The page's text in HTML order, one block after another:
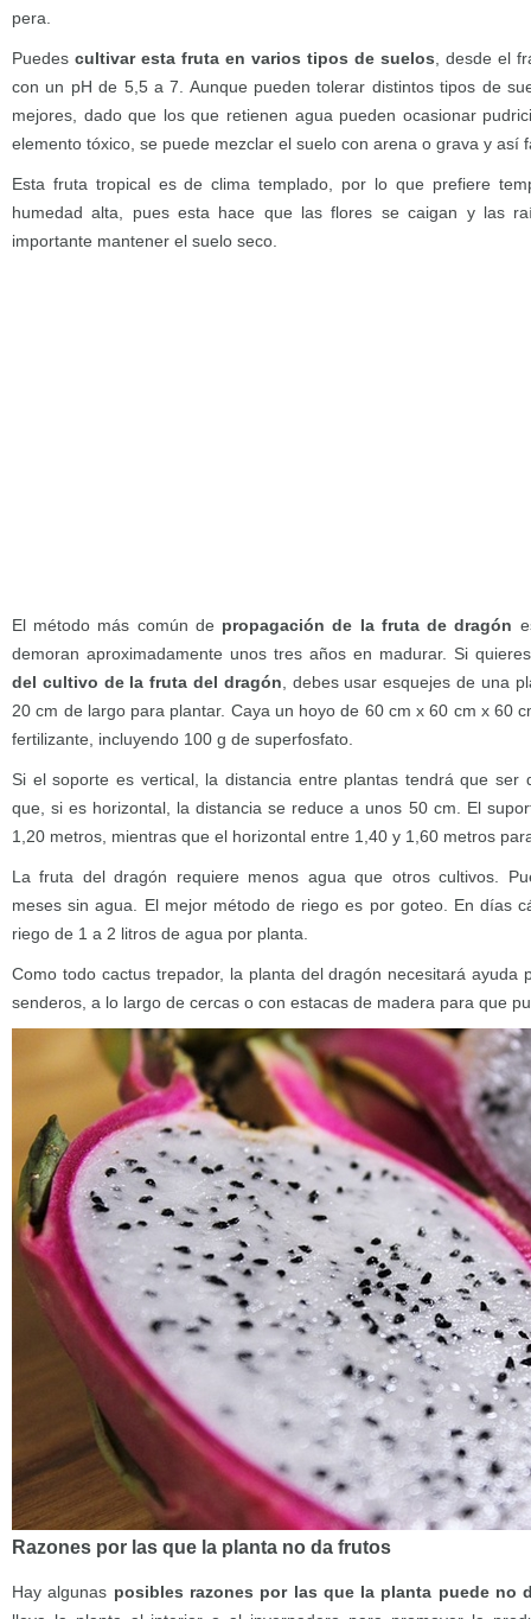
pera.
Puedes cultivar esta fruta en varios tipos de suelos , desde el
con un pH de 5,5 a 7. Aunque pueden tolerar distintos tipos de
mejores, dado que los que retienen agua pueden ocasionar
elemento tóxico, se puede mezclar el suelo con arena o grava y así
Esta fruta tropical es de clima templado, por lo que prefiere
humedad alta, pues esta hace que las flores se caigan y las
importante mantener el suelo seco.
El método más común de propagación de la fruta de dragón
demoran aproximadamente unos tres años en madurar. Si
del cultivo de la fruta del dragón , debes usar esquejes de una
20 cm de largo para plantar. Caya un hoyo de 60 cm x 60 cm x 60
fertilizante, incluyendo 100 g de superfosfato.
Si el soporte es vertical, la distancia entre plantas tendrá que ser
que, si es horizontal, la distancia se reduce a unos 50 cm. El
1,20 metros, mientras que el horizontal entre 1,40 y 1,60 metros
La fruta del dragón requiere menos agua que otros cultivos.
meses sin agua. El mejor método de riego es por goteo. En días
riego de 1 a 2 litros de agua por planta.
Como todo cactus trepador, la planta del dragón necesitará ayuda
senderos, a lo largo de cercas o con estacas de madera para que
Razones por las que la planta no da frutos
Hay algunas posibles razones por las que la planta puede no